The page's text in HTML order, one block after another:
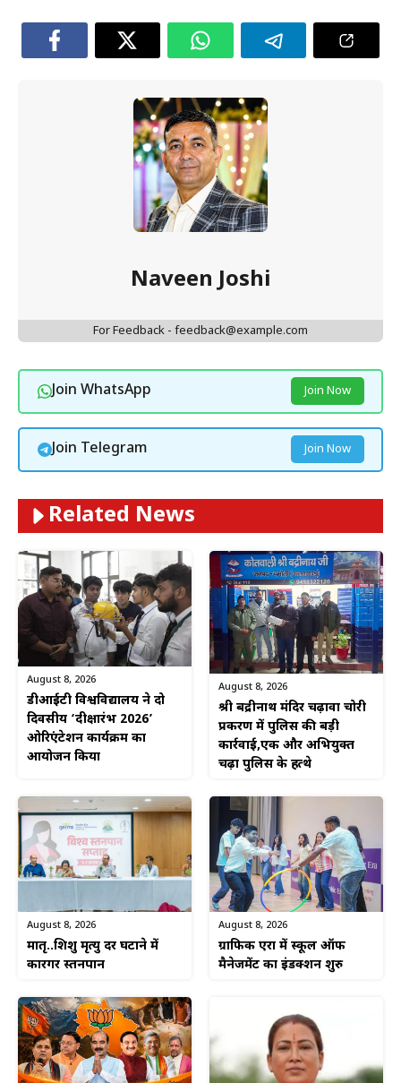
Naveen Joshi
For Feedback - feedback@example.com
Join WhatsApp Join Now
Join Telegram Join Now
Related News
August 8, 2026
डीआईटी विश्वविद्यालय ने दो
दिवसीय ‘दीक्षारंभ 2026’
ओरिएंटेशन कार्यक्रम का
आयोजन किया
August 8, 2026
श्री बद्रीनाथ मंदिर चढ़ावा चोरी
प्रकरण में पुलिस की बड़ी
कार्रवाई,एक और अभियुक्त
चढ़ा पुलिस के हत्थे
August 8, 2026
मातृ..शिशु मृत्यु दर घटाने में
कारगर स्तनपान
August 8, 2026
ग्राफिक एरा में स्कूल ऑफ
मैनेजमेंट का इंडक्शन शुरु